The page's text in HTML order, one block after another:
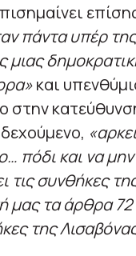
πάντα υπέρ της
μιας
και
στην
πόδι και να μην
τις συνθήκες
μας τα άρθρα 72
της